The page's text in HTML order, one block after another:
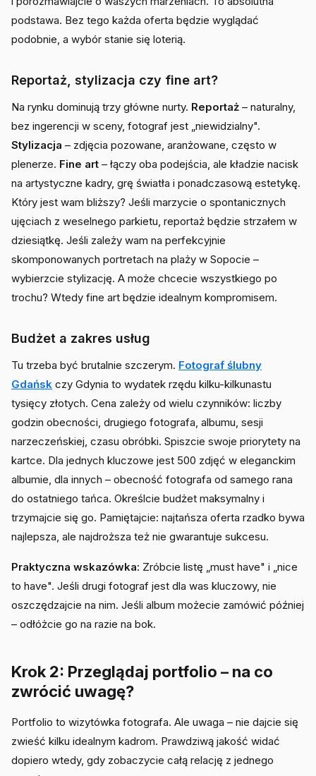
podstawa. Bez tego każda oferta będzie wyglądać
podobnie, a wybór stanie się loterią.
Reportaż, stylizacja czy fine art?
Na rynku dominują trzy główne nurty. Reportaż – naturalny,
bez ingerencji w sceny, fotograf jest „niewidzialny".
Stylizacja – zdjęcia pozowane, aranżowane, często w
plenerze. Fine art – łączy oba podejścia, ale kładzie nacisk
na artystyczne kadry, grę światła i ponadczasową estetykę.
Który jest wam bliższy? Jeśli marzycie o spontanicznych
ujęciach z weselnego parkietu, reportaż będzie strzałem w
dziesiątkę. Jeśli zależy wam na perfekcyjnie
skomponowanych portretach na plaży w Sopocie –
wybierzcie stylizację. A może chcecie wszystkiego po
trochu? Wtedy fine art będzie idealnym kompromisem.
Budżet a zakres usług
Tu trzeba być brutalnie szczerym. Fotograf ślubny
Gdańsk czy Gdynia to wydatek rzędu kilku-kilkunastu
tysięcy złotych. Cena zależy od wielu czynników: liczby
godzin obecności, drugiego fotografa, albumu, sesji
narzeczeńskiej, czasu obróbki. Spiszcie swoje priorytety na
kartce. Dla jednych kluczowe jest 500 zdjęć w eleganckim
albumie, dla innych – obecność fotografa od samego rana
do ostatniego tańca. Określcie budżet maksymalny i
trzymajcie się go. Pamiętajcie: najtańsza oferta rzadko bywa
najlepsza, ale najdroższa też nie gwarantuje sukcesu.
Praktyczna wskazówka: Zróbcie listę „must have" i „nice
to have". Jeśli drugi fotograf jest dla was kluczowy, nie
oszczędzajcie na nim. Jeśli album możecie zamówić później
– odłóżcie go na razie na bok.
Krok 2: Przeglądaj portfolio – na co
zwrócić uwagę?
Portfolio to wizytówka fotografa. Ale uwaga – nie dajcie się
zwieść kilku idealnym kadrom. Prawdziwą jakość widać
dopiero wtedy, gdy zobaczycie całą relację z jednego